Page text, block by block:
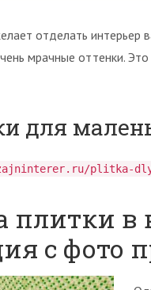
отделать
мрачные оттенки.
для
plitka-
плитки
с фото